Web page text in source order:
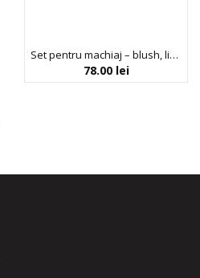
Set pentru machiaj – blush, lip tint, farduri & 1 pereche gene false, Yours Truly, Profusion, 4 articole
78.00 lei